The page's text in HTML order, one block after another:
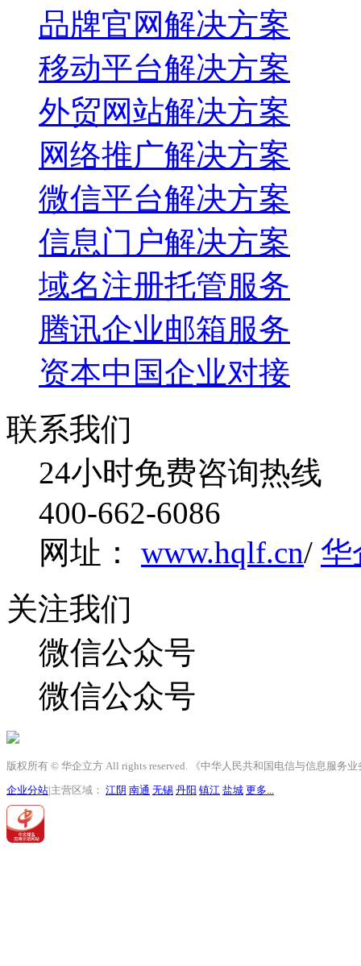
品牌官网解决方案
移动平台解决方案
外贸网站解决方案
网络推广解决方案
微信平台解决方案
信息门户解决方案
域名注册托管服务
腾讯企业邮箱服务
资本中国企业对接
联系我们
24小时免费咨询热线
400-662-6086
网址： www.hqlf.cn/ 华
关注我们
微信公众号
微信公众号
版权所有 © 华企立方 All rights reserved. 《中华人民共和国电信与信息服务
企业分站|主营区域： 江阴 南通 无锡 丹阳 镇江 盐城 更多...